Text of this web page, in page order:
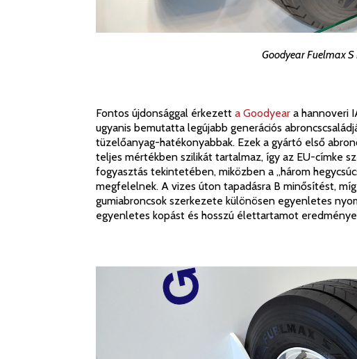
Goodyear Fuelmax
Fontos újdonsággal érkezett a Goodyear a hannoveri
ugyanis bemutatta legújabb generációs
tüzelőanyag-hatékonyabbak. Ezek a gyártó első
teljes mértékben szilikát tartalmaz, így az EU-címke
fogyasztás tekintetében, miközben a „három
megfelelnek. A vizes úton tapadásra B minősítést,
gumiabroncsok szerkezete különösen egyenletes
egyenletes kopást és hosszú élettartamot